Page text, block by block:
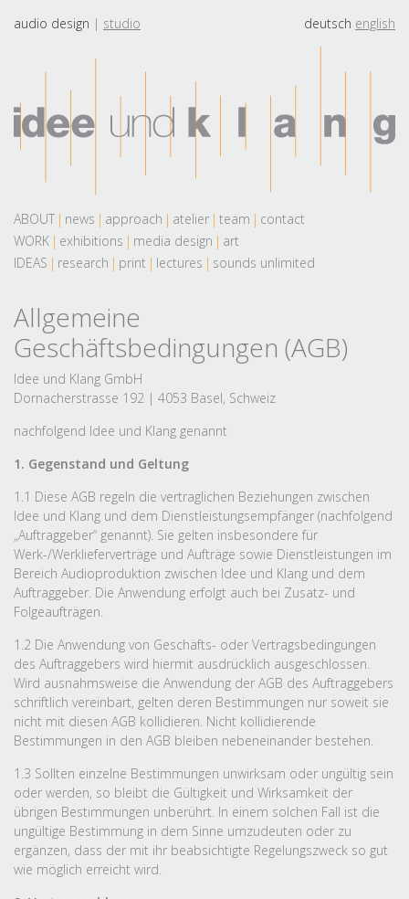
audio design studio deutsch english
ABOUT news approach atelier team
contact
WORK
exhibitions media design
art
IDEAS
research print lectures sounds unlimited
Allgemeine
Geschäftsbedingungen (AGB)
Idee und Klang GmbH
Dornacherstrasse 192 | 4053 Basel, Schweiz
nachfolgend Idee und Klang genannt
1. Gegenstand und Geltung
1.1 Diese AGB regeln die vertraglichen Beziehungen zwischen
Idee und Klang und dem Dienstleistungsempfänger (nachfolgend
„Auftraggeber“ genannt). Sie gelten insbesondere für
Werk-/Werklieferverträge und Aufträge sowie Dienstleistungen im
Bereich Audioproduktion zwischen Idee und Klang und dem
Auftraggeber. Die Anwendung erfolgt auch bei Zusatz- und
Folgeaufträgen.
1.2 Die Anwendung von Geschäfts- oder Vertragsbedingungen
des Auftraggebers wird hiermit ausdrücklich ausgeschlossen.
Wird ausnahmsweise die Anwendung der AGB des Auftraggebers
schriftlich vereinbart, gelten deren Bestimmungen nur soweit sie
nicht mit diesen AGB kollidieren. Nicht kollidierende
Bestimmungen in den AGB bleiben nebeneinander bestehen.
1.3 Sollten einzelne Bestimmungen unwirksam oder ungültig sein
oder werden, so bleibt die Gültigkeit und Wirksamkeit der
übrigen Bestimmungen unberührt. In einem solchen Fall ist die
ungültige Bestimmung in dem Sinne umzudeuten oder zu
ergänzen, dass der mit ihr beabsichtigte Regelungszweck so gut
wie möglich erreicht wird.